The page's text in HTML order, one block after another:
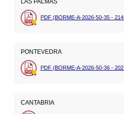
LAS PALMAS
PDF (BORME-A-2026-50-35 - 214
PONTEVEDRA
PDF (BORME-A-2026-50-36 - 202
CANTABRIA